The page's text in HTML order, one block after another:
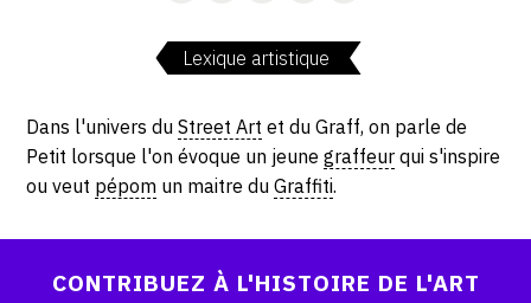
ACTUALITÉS DU MONDE DE L'ART
LEXIQUE ARTISTIQUE
SERVICES
Lexique artistique
Dans l'univers duStreet Art et du Graff, on parle de
Petit lorsque l'on évoque un jeunegraffeur qui s'inspire
ou veut pépom un maitre duGraffiti.
CONTRIBUEZ À L'HISTOIRE DE L'ART